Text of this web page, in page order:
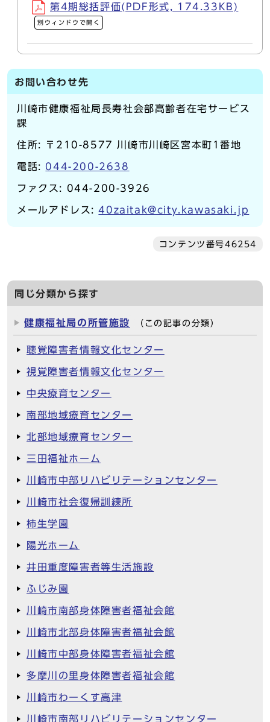
第4期総括評価(PDF形式, 174.33KB)
別ウィンドウで開く
お問い合わせ先
川崎市健康福祉局長寿社会部高齢者在宅サービス
課
住所: 〒210-8577 川崎市川崎区宮本町1番地
電話: 044-200-2638
ファクス: 044-200-3926
メールアドレス:40zaitak@city.kawasaki.jp
コンテンツ番号46254
同じ分類から探す
健康福祉局の所管施設 （この記事の分類）
聴覚障害者情報文化センター
視覚障害者情報文化センター
中央療育センター
南部地域療育センター
北部地域療育センター
三田福祉ホーム
川崎市中部リハビリテーションセンター
川崎市社会復帰訓練所
柿生学園
陽光ホーム
井田重度障害者等生活施設
ふじみ園
川崎市南部身体障害者福祉会館
川崎市北部身体障害者福祉会館
川崎市中部身体障害者福祉会館
多摩川の里身体障害者福祉会館
川崎市わーくす高津
川崎市南部リハビリテーションセンター